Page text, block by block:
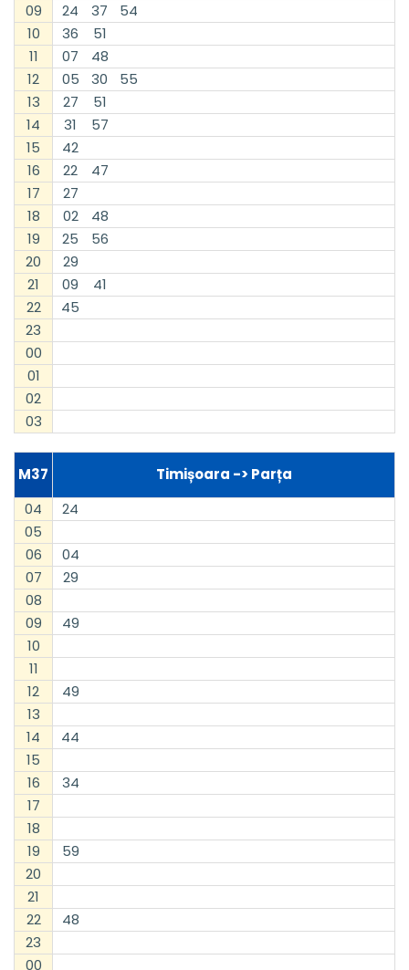
09
24 37
54
10
36
51
11
07
48
12
05 30
55
13
27
51
14
31
57
15
42
16
22
47
17
27
18
02
48
19
25
56
20
29
21
09
41
22
45
23
00
01
02
03
M37
Timișoara -> Parța
04
24
05
06
04
07
29
08
09
49
10
11
12
49
13
14
44
15
16
34
17
18
19
59
20
21
22
48
23
00